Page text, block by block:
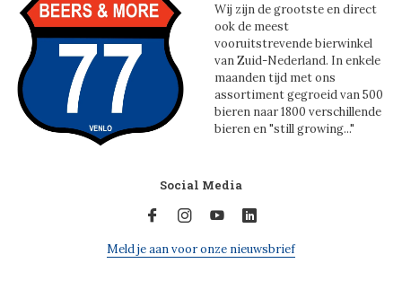
Wij zijn de grootste en direct
ook de meest
vooruitstrevende bierwinkel
van Zuid-Nederland. In enkele
maanden tijd met ons
assortiment gegroeid van 500
bieren naar 1800 verschillende
bieren en "still growing..."
Social Media
Meld je aan voor onze nieuwsbrief